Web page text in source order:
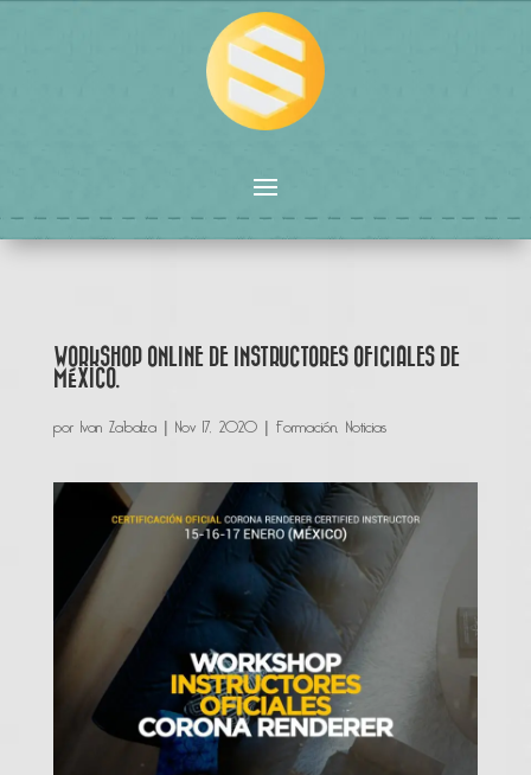
WORKSHOP ONLINE DE INSTRUCTORES OFICIALES DE
MÉXICO.
por Ivan Zabalza| Nov 17, 2020| Formación, Noticias